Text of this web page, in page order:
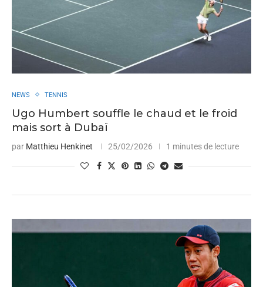
NEWS TENNIS
Ugo Humbert souffle le chaud et le froid
mais sort à Dubaï
par Matthieu Henkinet 25/02/2026 1 minutes de lecture